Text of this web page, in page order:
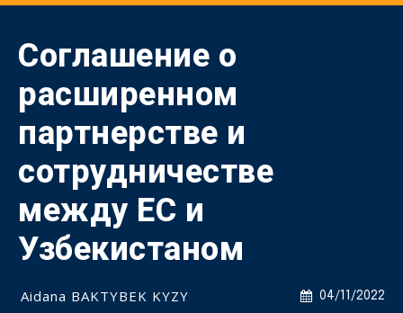
Соглашение о
расширенном
партнерстве и
сотрудничестве
между ЕС и
Узбекистаном
04/11/2022
Aidana BAKTYBEK KYZY